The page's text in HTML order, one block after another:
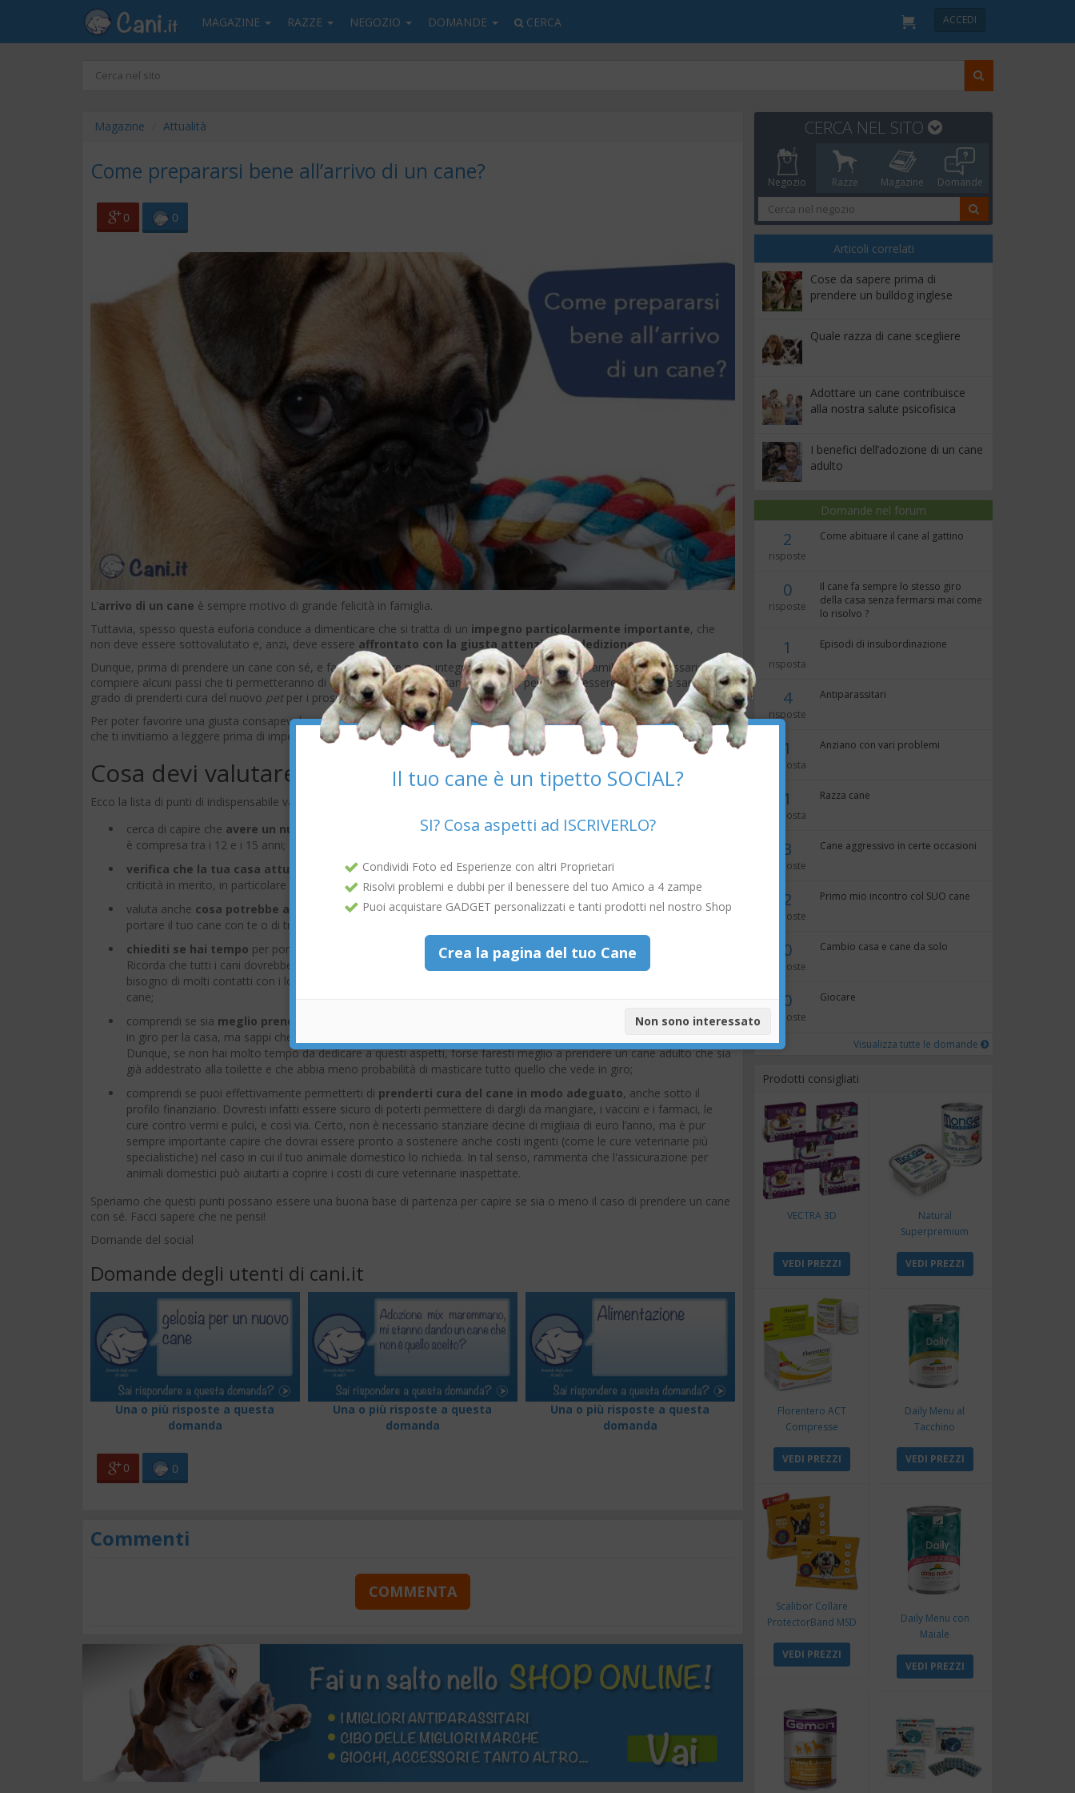
MAGAZINE RAZZE NEGOZIO DOMANDE CERCA ACCEDI
Magazine Attualità
Come prepararsi bene all’arrivo di un cane?
0 0
L’arrivo di un cane è sempre motivo di grande felicità in famiglia.
Tuttavia, spesso questa euforia conduce a dimenticare che si tratta di un impegno particolarmente importante, che
non deve essere sottovalutato e, anzi, deve essere affrontato con la giusta attenzione e dedizione.
Dunque, prima di prendere un cane con sé, e farlo diventare parte integrante del proprio nucleo familiare, è necessario
compiere alcuni passi che ti permetteranno di decidere quale tipo di cane sia giusto per te, e di essere sicuro che sarai in
grado di prenderti cura del nuovo pet per i prossimi 15 anni circa.
Per poter favorire una giusta consapevolezza in questo tema così importante, di seguito abbiamo riepilogato alcuni punti
che ti invitiamo a leggere prima di impegnarti a prendere un bel cane con te!
Cosa devi valutare prima di prendere un cane
Ecco la lista di punti di indispensabile valutazione prima di prendere un cane con sé:
cerca di capire che avere un nuovo cane è un impegno a lungo termine, considerato che la vita media dei cani
è compresa tra i 12 e i 15 anni;
verifica che la tua casa attuale sia pronta per poter accogliere un nuovo canee che non ci siano delle
criticità in merito, in particolare se vivi in una proprietà in affitto;
valuta anche cosa potrebbe accadere nel momento in cui avrai bisogno di traslocare. Sarai in grado di
portare il tuo cane con te o di trovare un'altra proprietà in affitto che ti permetta di tenere un cane?;
chiediti se hai tempo per portarlo a fare un po’ di camminate, dargli da mangiare e fargli compagnia ogni giorno.
Ricorda che tutti i cani dovrebbero essere portati a spasso ogni giorno e, essendo animali da compagnia, hanno
bisogno di molti contatti con i loro proprietari. Assicurati di poter soddisfare queste esigenze, fondamentali per il tuo
cane;
comprendi se sia meglio prendere un cane adulto o un cucciolo
. Può essere molto divertente avere un cucciolo
in giro per la casa, ma sappi che in realtà i cuccioli richiedono molto più tempo e impegno per l'addestramento.
Dunque, se non hai molto tempo da dedicare a questi aspetti, forse faresti meglio a prendere un cane adulto che sia
già addestrato alla toilette e che abbia meno probabilità di masticare tutto quello che vede in giro;
comprendi se puoi effettivamente permetterti di prenderti cura del cane in modo adeguato, anche sotto il
profilo finanziario. Dovresti infatti essere sicuro di poterti permettere di dargli da mangiare, i vaccini e i farmaci, le
cure contro vermi e pulci, e così via. Certo, non è necessario stanziare decine di migliaia di euro l’anno, ma è pur
sempre importante capire che dovrai essere pronto a sostenere anche costi ingenti (come le cure veterinarie più
specialistiche) nel caso in cui il tuo animale domestico lo richieda. In tal senso, rammenta che l'assicurazione per
animali domestici può aiutarti a coprire i costi di cure veterinarie inaspettate.
Speriamo che questi punti possano essere una buona base di partenza per capire se sia o meno il caso di prendere un cane
con sé. Facci sapere che ne pensi!
Domande del social
Domande degli utenti di cani.it
Una o più risposte a questa
domanda
Una o più risposte a questa
domanda
Una o più risposte a questa
domanda
0 0
Commenti
COMMENTA
CERCA NEL SITO
Negozio Razze Magazine Domande
Articoli correlati
Cose da sapere prima di
prendere un bulldog inglese
Quale razza di cane scegliere
Adottare un cane contribuisce
alla nostra salute psicofisica
I benefici dell’adozione di un cane
adulto
Domande nel forum
2
risposte
Come abituare il cane al gattino
0
risposte
Il cane fa sempre lo stesso giro
della casa senza fermarsi mai come
lo risolvo ?
1
risposta
Episodi di insubordinazione
4
risposte
Antiparassitari
1
risposta
Anziano con vari problemi
1
risposta
Razza cane
3
risposte
Cane aggressivo in certe occasioni
2
risposte
Primo mio incontro col SUO cane
0
risposte
Cambio casa e cane da solo
0
risposte
Giocare
Visualizza tutte le domande
Prodotti consigliati
VECTRA 3D
VEDI PREZZI
Natural
Superpremium
Coniglio e Mela
VEDI PREZZI
Florentero ACT
Compresse
VEDI PREZZI
Daily Menu al
Tacchino
VEDI PREZZI
Scalibor Collare
ProtectorBand MSD
VEDI PREZZI
Daily Menu con
Maiale
VEDI PREZZI
×
Il tuo cane è un tipetto SOCIAL?
SI? Cosa aspetti ad ISCRIVERLO?
Condividi Foto ed Esperienze con altri Proprietari
Risolvi problemi e dubbi per il benessere del tuo Amico a 4 zampe
Puoi acquistare GADGET personalizzati e tanti prodotti nel nostro Shop
Crea la pagina del tuo Cane
Non sono interessato